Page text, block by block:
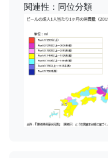
関連性：同位分類